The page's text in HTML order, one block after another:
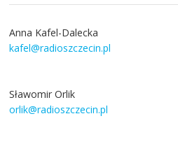
Anna Kafel-Dalecka
kafel@radioszczecin.pl
Sławomir Orlik
orlik@radioszczecin.pl